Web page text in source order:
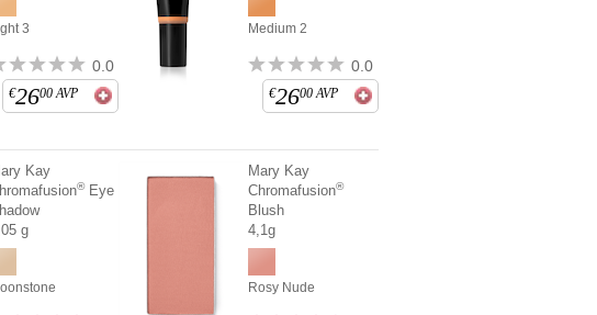
3
0.0
€2600 AVP
Medium 2
0.0
€2600 AVP
Kay
®Eye
g
Mary Kay
Chromafusion®
Blush
4,1g
Rosy Nude